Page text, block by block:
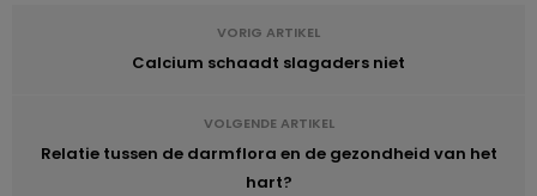
VORIG ARTIKEL
Calcium schaadt slagaders niet
VOLGENDE ARTIKEL
Relatie tussen de darmflora en de gezondheid van het
hart?